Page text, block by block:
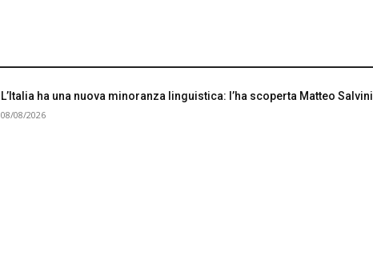
L’Italia ha una nuova minoranza linguistica: l’ha scoperta Matteo Salvini
08/08/2026